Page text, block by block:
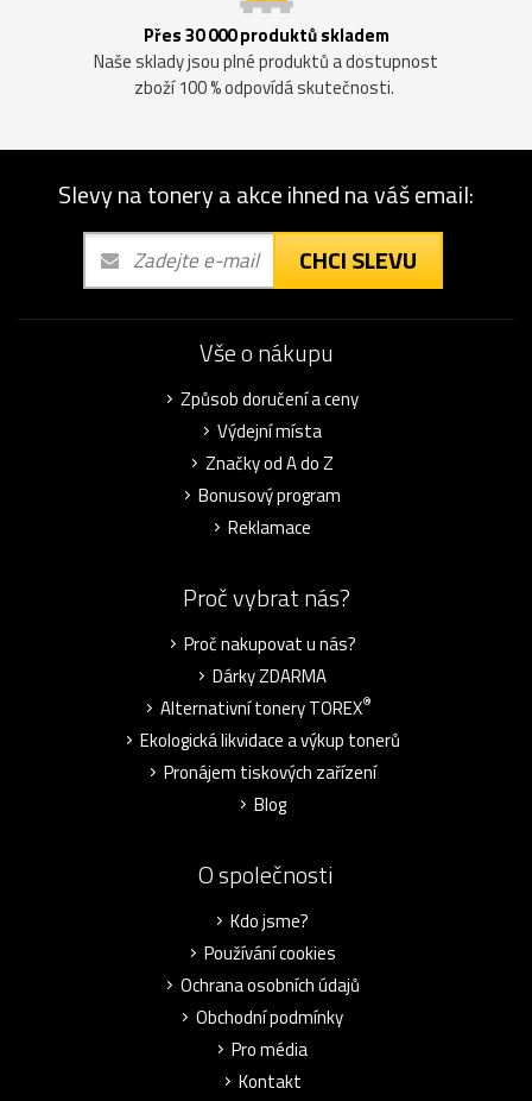
Přes 30 000 produktů skladem
Naše sklady jsou plné produktů a dostupnost
zboží 100 % odpovídá skutečnosti.
Slevy na tonery a akce ihned na váš email:
CHCI SLEVU
Vše o nákupu
Způsob doručení a ceny
Výdejní místa
Značky od A do Z
Bonusový program
Reklamace
Proč vybrat nás?
Proč nakupovat u nás?
Dárky ZDARMA
Alternativní tonery TOREX®
Ekologická likvidace a výkup tonerů
Pronájem tiskových zařízení
Blog
O společnosti
Kdo jsme?
Používání cookies
Ochrana osobních údajů
Obchodní podmínky
Pro média
Kontakt